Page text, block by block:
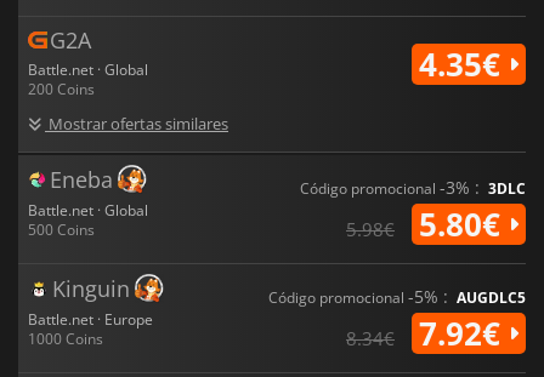
G2A
Battle.net · Global
200 Coins
Mostrar ofertas similares
4.35€
Eneba
Battle.net · Global
500 Coins
Código promocional -3% : 3DLC
5.98€ 5.80€
Kinguin
Battle.net · Europe
1000 Coins
Código promocional -5% : AUGDLC5
8.34€ 7.92€